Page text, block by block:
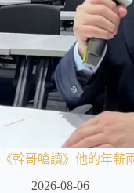
《幹哥嗆讀》他的年薪
2026-08-06